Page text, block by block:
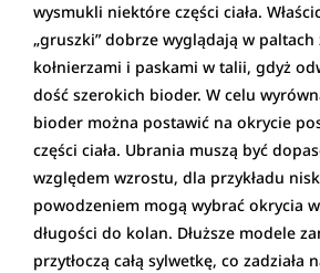
wysmukli niektóre części ciała.
„gruszki” dobrze wyglądają w paltach
kołnierzami i paskami w talii, gdyż
dość szerokich bioder. W celu
bioder można postawić na okrycie
części ciała. Ubrania muszą być
względem wzrostu, dla przykładu
powodzeniem mogą wybrać okrycia
długości do kolan. Dłuższe modele
przytłoczą całą sylwetkę, co zadziała